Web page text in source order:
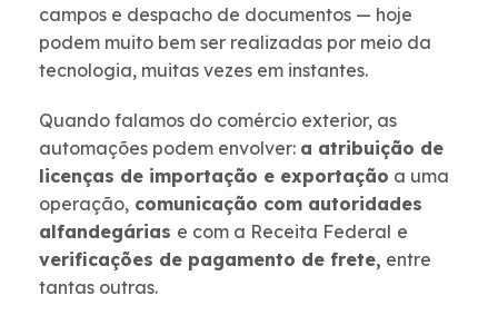
campos e despacho de documentos — hoje
podem muito bem ser realizadas por meio da
tecnologia, muitas vezes em instantes.
Quando falamos do comércio exterior, as
automações podem envolver: a atribuição de
licenças de importação e exportação a uma
operação, comunicação com autoridades
alfandegárias e com a Receita Federal e
verificações de pagamento de frete, entre
tantas outras.